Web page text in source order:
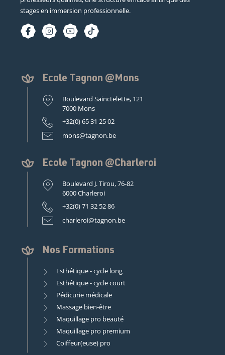
stages en immersion professionnelle.
Ecole Tagnon @Mons
Boulevard Sainctelette, 121
7000 Mons
+32(0) 65 31 25 02
mons@tagnon.be
Ecole Tagnon @Charleroi
Boulevard J. Tirou, 76-82
6000 Charleroi
+32(0) 71 32 52 86
charleroi@tagnon.be
Nos Formations
Esthétique - cycle long
Esthétique - cycle court
Pédicurie médicale
Massage bien-être
Maquillage pro beauté
Maquillage pro premium
Coiffeur(euse) pro